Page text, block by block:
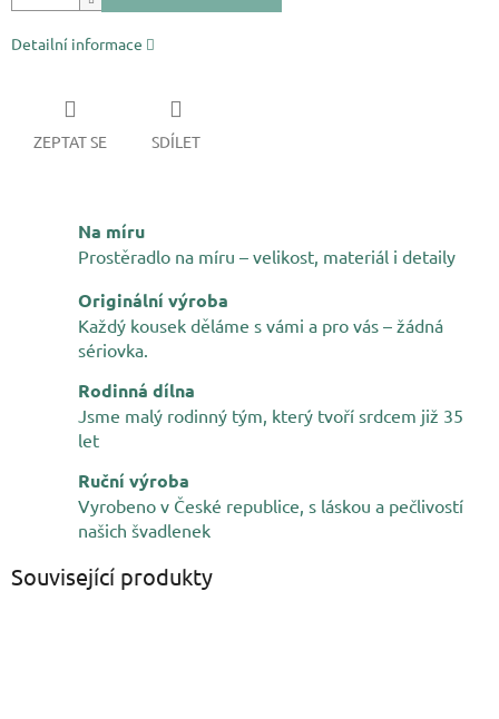
Detailní informace
ZEPTAT SE SDÍLET
Na míru
Prostěradlo na míru – velikost, materiál i detaily
Originální výroba
Každý kousek děláme s vámi a pro vás – žádná
sériovka.
Rodinná dílna
Jsme malý rodinný tým, který tvoří srdcem již 35
let
Ruční výroba
Vyrobeno v České republice, s láskou a pečlivostí
našich švadlenek
Související produkty